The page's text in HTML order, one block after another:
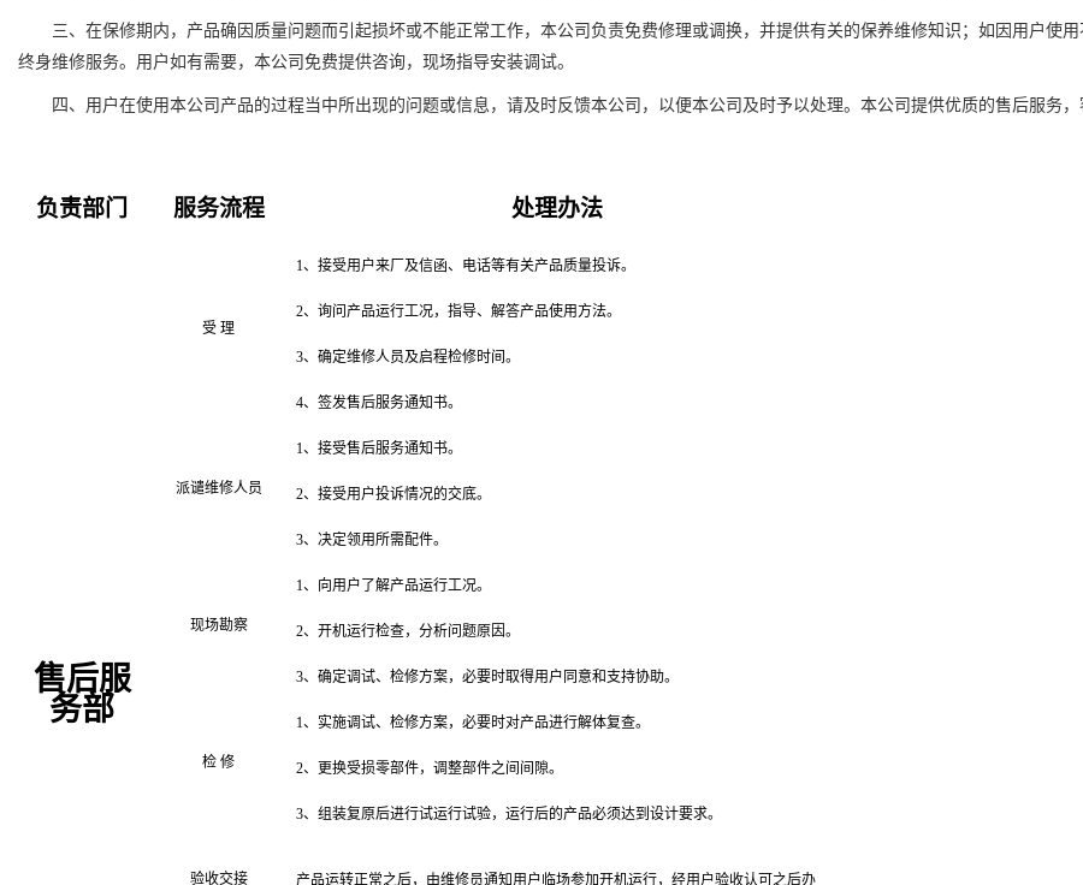
三、在保修期内，产品确因质量问题而引起损坏或不能正常工作，本公司负责免费修理或调换，并提供有关的保养维修知识；如因用户使
终身维修服务。用户如有需要，本公司免费提供咨询，现场指导安装调试。
四、用户在使用本公司产品的过程当中所出现的问题或信息，请及时反馈本公司，以便本公司及时予以处理。本公司提供优质的售后服务
负责部门 服务流程 处理办法
售后服
务部
受 理
1、接受用户来厂及信函、电话等有关产品质量投诉。
2、询问产品运行工况，指导、解答产品使用方法。
3、确定维修人员及启程检修时间。
4、签发售后服务通知书。
派谴维修人员
1、接受售后服务通知书。
2、接受用户投诉情况的交底。
3、决定领用所需配件。
现场勘察
1、向用户了解产品运行工况。
2、开机运行检查，分析问题原因。
3、确定调试、检修方案，必要时取得用户同意和支持协助。
检 修
1、实施调试、检修方案，必要时对产品进行解体复查。
2、更换受损零部件，调整部件之间间隙。
3、组装复原后进行试运行试验，运行后的产品必须达到设计要求。
验收交接 产品运转正常之后，由维修员通知用户临场参加开机运行，经用户验收认可之后办